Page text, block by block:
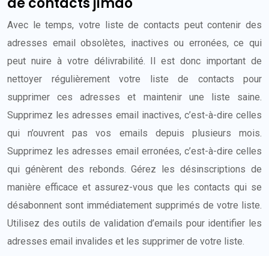
Avec le temps, votre liste de contacts peut contenir des
adresses email obsolètes, inactives ou erronées, ce qui
peut nuire à votre délivrabilité. Il est donc important de
nettoyer régulièrement votre liste de contacts pour
supprimer ces adresses et maintenir une liste saine.
Supprimez les adresses email inactives, c’est-à-dire celles
qui n’ouvrent pas vos emails depuis plusieurs mois.
Supprimez les adresses email erronées, c’est-à-dire celles
qui génèrent des rebonds. Gérez les désinscriptions de
manière efficace et assurez-vous que les contacts qui se
désabonnent sont immédiatement supprimés de votre liste.
Utilisez des outils de validation d’emails pour identifier les
adresses email invalides et les supprimer de votre liste.